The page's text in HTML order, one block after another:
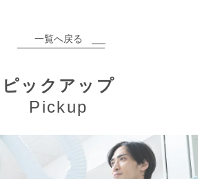
一覧へ戻る
ピックアップ
Pickup